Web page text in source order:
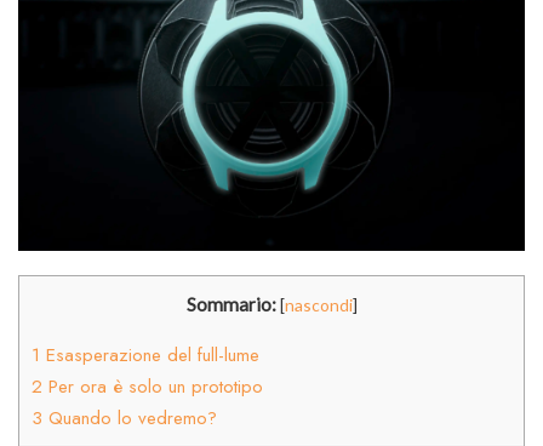
Sommario: [nascondi]
1 Esasperazione del full-lume
2 Per ora è solo un prototipo
3 Quando lo vedremo?